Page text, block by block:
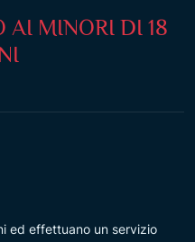
AI MINORI DI 18
ed effettuano un servizio